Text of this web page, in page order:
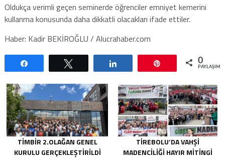
Oldukça verimli geçen seminerde öğrenciler emniyet kemerini
kullanma konusunda daha dikkatli olacakları ifade ettiler.
Haber: Kadir BEKİROĞLU / Alucrahaber.com
0
TİMBİR 2.OLAĞAN GENEL
KURULU GERÇEKLEŞTIRILDI
TIREBOLU’DA VAHŞI
MADENCILIĞI HAYIR MITINGI